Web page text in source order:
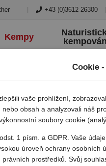
| +43 (0)3612 26300 |
Kempy
le esperidi
Cookie
vaše prohlížení,
obsah a analyzovali náš
soubory cookie
1 písm. a GDPR. Vaše
úroveň ochrany
prostředků. Svůj